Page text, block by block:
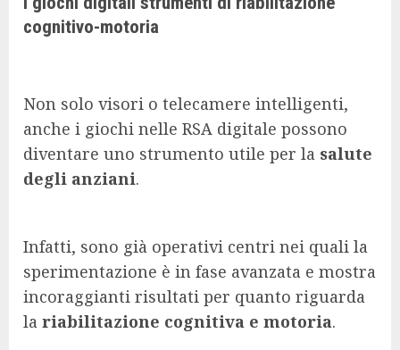
cognitivo-motoria
Non solo visori o telecamere intelligenti,
anche i giochi nelle RSA digitale possono
diventare uno strumento utile per la salute
degli anziani.
Infatti, sono già operativi centri nei quali la
sperimentazione è in fase avanzata e mostra
incoraggianti risultati per quanto riguarda
la riabilitazione cognitiva e motoria.